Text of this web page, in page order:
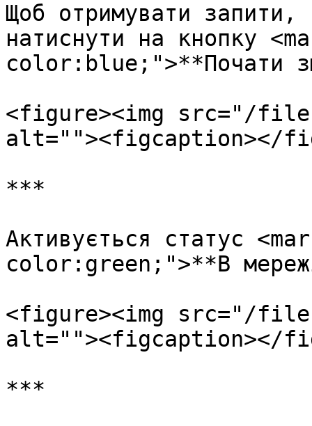
Щоб отримувати запити,
натиснути на кнопку
color:blue;">**Почати
<figure><img src="/
alt=""><figcaption></
***
Активується статус
color:green;">**В
<figure><img src="/files/
alt=""><figcaption></
***